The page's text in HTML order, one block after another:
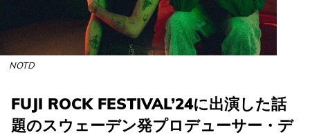
NOTD
FUJI ROCK FESTIVAL’24に出演した話
題のスウェーデン発プロデューサー・デ